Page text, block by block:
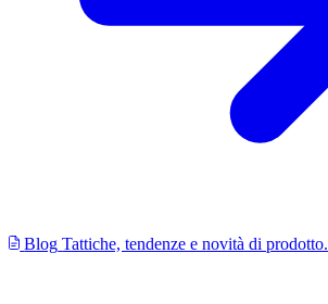
Blog Tattiche, tendenze e novità di prodotto.